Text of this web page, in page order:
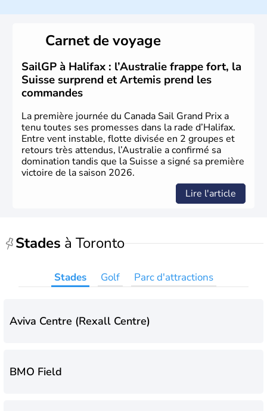
Carnet de voyage
SailGP à Halifax : l’Australie frappe fort, la
Suisse surprend et Artemis prend les
commandes
La première journée du Canada Sail Grand Prix a
tenu toutes ses promesses dans la rade d’Halifax.
Entre vent instable, flotte divisée en 2 groupes et
retours très attendus, l’Australie a confirmé sa
domination tandis que la Suisse a signé sa première
victoire de la saison 2026.
Lire l'article
Stades à Toronto
Stades Golf Parc d'attractions
Aviva Centre (Rexall Centre)
BMO Field